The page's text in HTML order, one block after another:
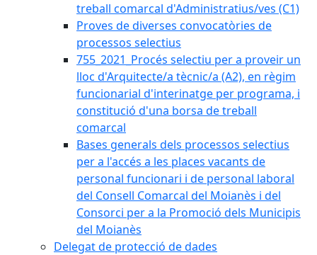
treball comarcal d'Administratius/ves (C1)
Proves de diverses convocatòries de
processos selectius
755_2021_Procés selectiu per a proveir un
lloc d'Arquitecte/a tècnic/a (A2), en règim
funcionarial d'interinatge per programa, i
constitució d'una borsa de treball
comarcal
Bases generals dels processos selectius
per a l'accés a les places vacants de
personal funcionari i de personal laboral
del Consell Comarcal del Moianès i del
Consorci per a la Promoció dels Municipis
del Moianès
Delegat de protecció de dades